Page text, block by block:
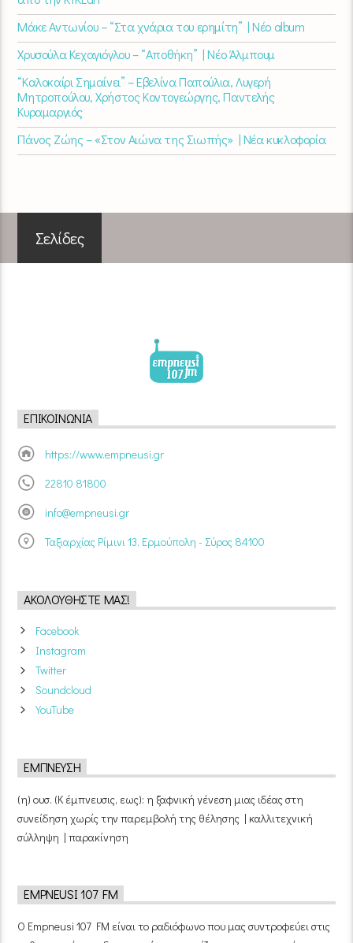
Μάκε Αντωνίου – “Στα χνάρια του ερημίτη” | Νέο album
Χρυσούλα Κεχαγιόγλου – “Αποθήκη” | Νέο Άλμπουμ
“Καλοκαίρι Σημαίνει” – Εβελίνα Παπούλια, Λυγερή
Μητροπούλου, Χρήστος Κοντογεώργης, Παντελής
Κυραμαργιός
Πάνος Ζώης – «Στον Αιώνα της Σιωπής» | Νέα κυκλοφορία
Σελίδες
ΕΠΙΚΟΙΝΩΝΊΑ
https://www.empneusi.gr
22810 81800
info@empneusi.gr
Ταξιαρχίας Ρίμινι 13, Ερμούπολη - Σύρος 84100
ΑΚΟΛΟΥΘΉΣΤΕ ΜΑΣ!
Facebook
Instagram
Twitter
Soundcloud
YouTube
ΈΜΠΝΕΥΣΗ
(η) ουσ. (Κ έμπνευσις, εως): η ξαφνική γένεση μιας ιδέας στη
συνείδηση χωρίς την παρεμβολή της θέλησης | καλλιτεχνική
σύλληψη | παρακίνηση
EMPNEUSI 107 FM
Ο Empneusi 107 FM είναι το ραδιόφωνο που μας συντροφεύει στις